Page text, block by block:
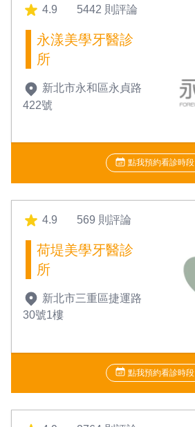
4.9 5442 則評論
永漾美學牙醫診
所
新北市永和區永貞路
422號
點我預約看診時段
4.9 569 則評論
荷堤美學牙醫診
所
新北市三重區捷運路
30號1樓
點我預約看診時段